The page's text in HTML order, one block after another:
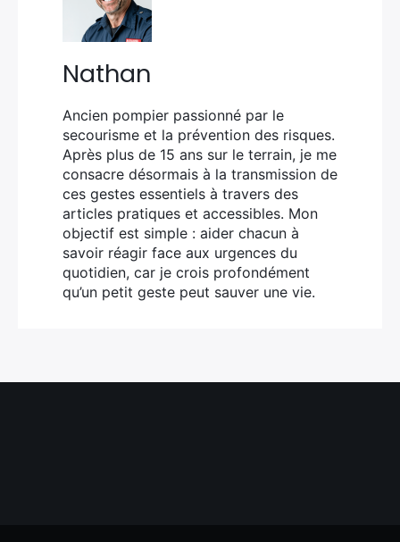
Nathan
Ancien pompier passionné par le
secourisme et la prévention des risques.
Après plus de 15 ans sur le terrain, je me
consacre désormais à la transmission de
ces gestes essentiels à travers des
articles pratiques et accessibles. Mon
objectif est simple : aider chacun à
savoir réagir face aux urgences du
quotidien, car je crois profondément
qu’un petit geste peut sauver une vie.